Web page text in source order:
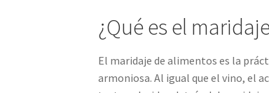
¿Qué es el
El maridaje de alimentos es la
armoniosa. Al igual que el vino, el